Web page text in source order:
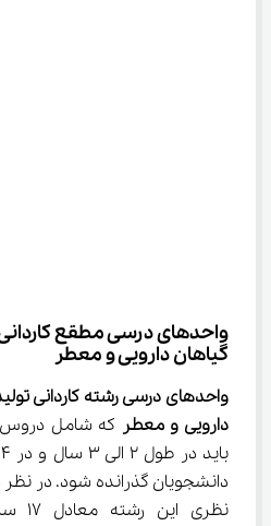
واحدهای درسی مطقع ﻛﺎردانی
گیاﻫﺎن دارویی و ﻣﻌﻄﺮ
واحدهای درسی رشته ﻛﺎردانی
دارویی و ﻣﻌﻄﺮ
دانشجویان گذرانده شود. در